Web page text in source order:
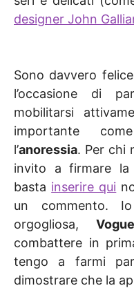
designer John
Sono davvero
l’occasione di
mobilitarsi
importante
l’anoressia. Per chi
invito a firmare
basta inserire qui
un commento.
orgogliosa,
combattere in
tengo a farmi
dimostrare che la